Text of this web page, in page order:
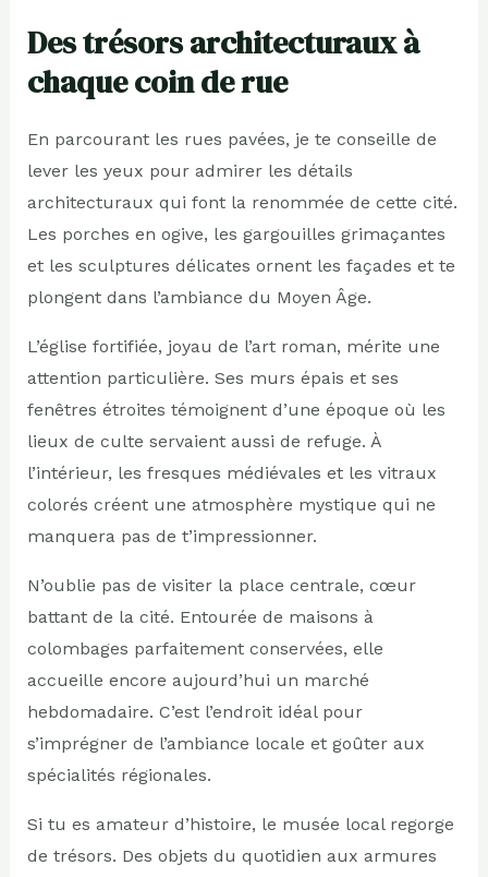
Des trésors architecturaux à
chaque coin de rue
En parcourant les rues pavées, je te conseille de
lever les yeux pour admirer les détails
architecturaux qui font la renommée de cette cité.
Les porches en ogive, les gargouilles grimaçantes
et les sculptures délicates ornent les façades et te
plongent dans l’ambiance du Moyen Âge.
L’église fortifiée, joyau de l’art roman, mérite une
attention particulière. Ses murs épais et ses
fenêtres étroites témoignent d’une époque où les
lieux de culte servaient aussi de refuge. À
l’intérieur, les fresques médiévales et les vitraux
colorés créent une atmosphère mystique qui ne
manquera pas de t’impressionner.
N’oublie pas de visiter la place centrale, cœur
battant de la cité. Entourée de maisons à
colombages parfaitement conservées, elle
accueille encore aujourd’hui un marché
hebdomadaire. C’est l’endroit idéal pour
s’imprégner de l’ambiance locale et goûter aux
spécialités régionales.
Si tu es amateur d’histoire, le musée local regorge
de trésors. Des objets du quotidien aux armures